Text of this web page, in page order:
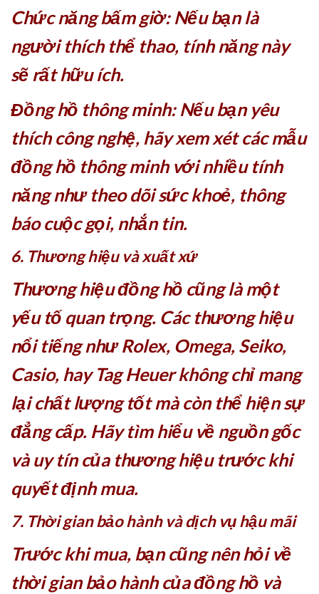
Chức năng bấm giờ: Nếu bạn là
người thích thể thao, tính năng này
sẽ rất hữu ích.
Đồng hồ thông minh: Nếu bạn yêu
thích công nghệ, hãy xem xét các mẫu
đồng hồ thông minh với nhiều tính
năng như theo dõi sức khoẻ, thông
báo cuộc gọi, nhắn tin.
6. Thương hiệu và xuất xứ
Thương hiệu đồng hồ cũng là một
yếu tố quan trọng. Các thương hiệu
nổi tiếng như Rolex, Omega, Seiko,
Casio, hay Tag Heuer không chỉ mang
lại chất lượng tốt mà còn thể hiện sự
đẳng cấp. Hãy tìm hiểu về nguồn gốc
và uy tín của thương hiệu trước khi
quyết định mua.
7. Thời gian bảo hành và dịch vụ hậu mãi
Trước khi mua, bạn cũng nên hỏi về
thời gian bảo hành của đồng hồ và